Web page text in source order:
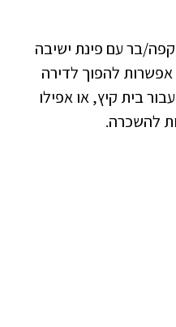
בר עם פינת ישיבה
להפוך לדירה
בית קיץ, או אפילו
להשכרה.